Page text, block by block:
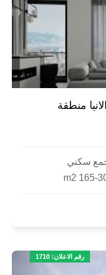
منطقة
سكني
165-302
رقم الاعلان: 1710